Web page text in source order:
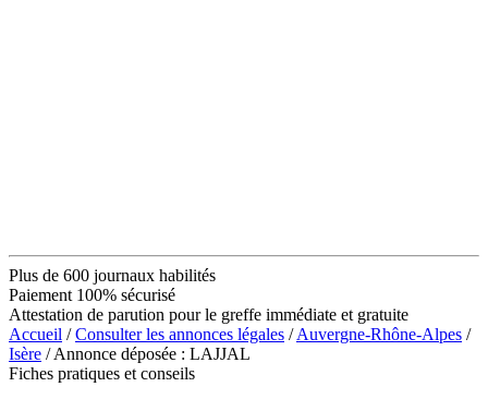
Plus de 600 journaux habilités
Paiement 100% sécurisé
Attestation de parution pour le greffe immédiate et gratuite
Accueil /Consulter les annonces légales /Auvergne-Rhône-Alpes /
Isère / Annonce déposée : LAJJAL
Fiches pratiques et conseils